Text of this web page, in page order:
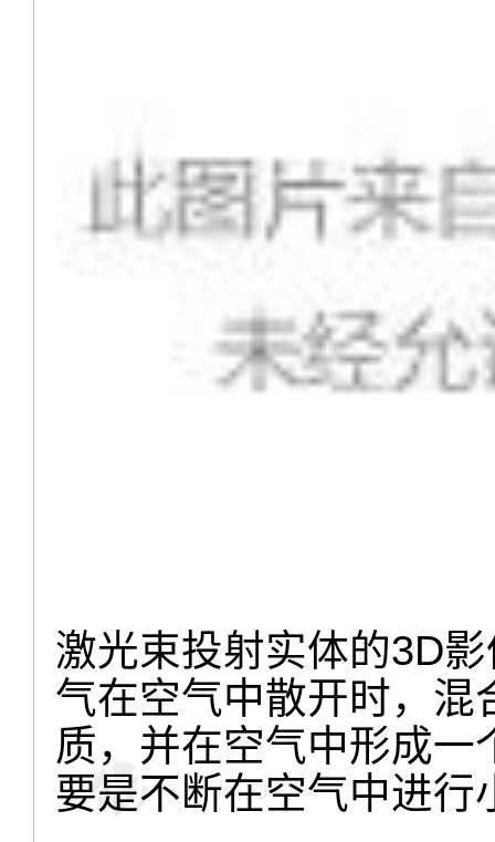
激光束投射实体的3D
气在空气中散开时，混
质，并在空气中形成
要是不断在空气中进行